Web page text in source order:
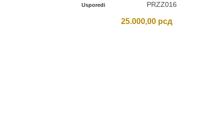
Usporedi PRZZ016
25.000,00 рсд